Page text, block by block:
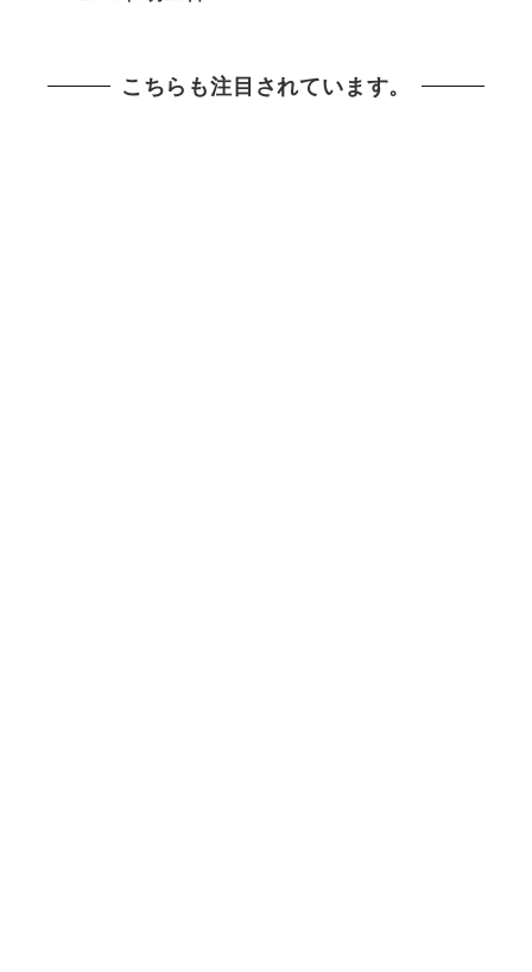
こちらも注目されています。